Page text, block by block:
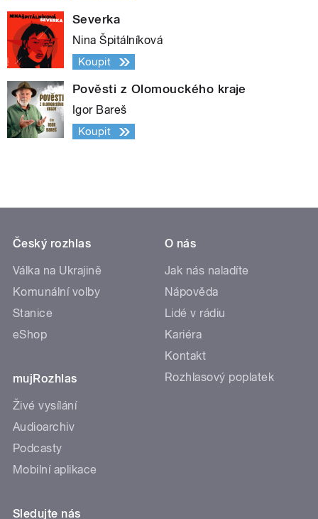
Severka
Nina Špitálníková
Koupit
Pověsti z Olomouckého kraje
Igor Bareš
Koupit
Český rozhlas
Válka na Ukrajině
Komunální volby
Stanice
eShop
mujRozhlas
Živé vysílání
Audioarchiv
Podcasty
Mobilní aplikace
O nás
Jak nás naladíte
Nápověda
Lidé v rádiu
Kariéra
Kontakt
Rozhlasový poplatek
Sledujte nás